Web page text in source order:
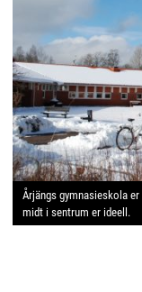
Årjängs gymnasieskola
midt i sentrum er ideell.